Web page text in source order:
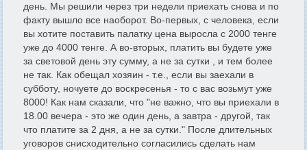
день. Мы решили через три недели приехать снова и по
факту вышло все наоборот. Во-первых, с человека, если
вы хотите поставить палатку цена выросла с 2000 тенге
уже до 4000 тенге. А во-вторых, платить вы будете уже
за световой день эту сумму, а не за сутки , и тем более
не так. Как обещал хозяин - т.е., если вы заехали в
субботу, ночуете до воскресенья - то с вас возьмут уже
8000! Как нам сказали, что "не важно, что вы приехали в
18.00 вечера - это же один день, а завтра - другой, так
что платите за 2 дня, а не за сутки." После длительных
уговоров снисходительно согласились сделать нам